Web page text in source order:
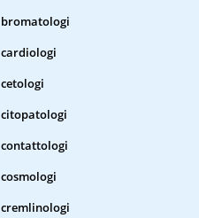
bromatologi
cardiologi
cetologi
citopatologi
contattologi
cosmologi
cremlinologi